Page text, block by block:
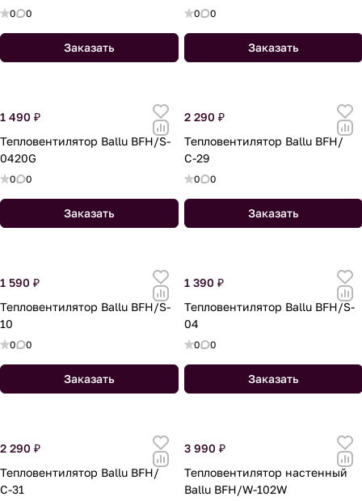
0 0
Заказать
0 0
Заказать
1 490 ₽
Тепловентилятор Ballu BFH/S-
0420G
0 0
Заказать
2 290 ₽
Тепловентилятор Ballu BFH/
С-29
0 0
Заказать
1 590 ₽
Тепловентилятор Ballu BFH/S-
10
0 0
Заказать
1 390 ₽
Тепловентилятор Ballu BFH/S-
04
0 0
Заказать
2 290 ₽
Тепловентилятор Ballu BFH/
С-31
3 990 ₽
Тепловентилятор настенный
Ballu BFH/W-102W